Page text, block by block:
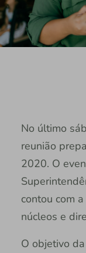
No último
reunião
2020. O
contou com
núcleos e
O objetivo